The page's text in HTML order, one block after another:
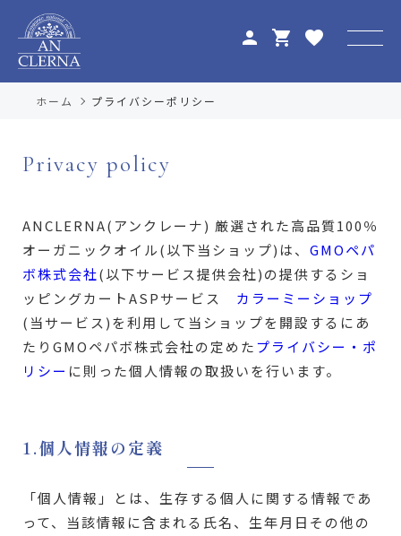
person shopping_cart favorite
ホーム プライバシーポリシー
privacy policy
ANCLERNA(アンクレーナ) 厳選された高品質100％
オーガニックオイル(以下当ショップ)は、 GMOペパ
ボ株式会社(以下サービス提供会社)の提供するショ
ッピングカートASPサービス カラーミーショップ
(当サービス)を利用して当ショップを開設するにあ
たりGMOペパボ株式会社の定めたプライバシー・ポ
リシー に則った個人情報の取扱いを行います。
1.個人情報の定義
「個人情報」とは、生存する個人に関する情報であ
って、当該情報に含まれる氏名、生年月日その他の